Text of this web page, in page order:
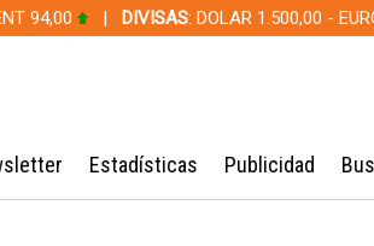
94,00 | DIVISAS: DOLAR 1.500,00 -
Estadísticas Publicidad